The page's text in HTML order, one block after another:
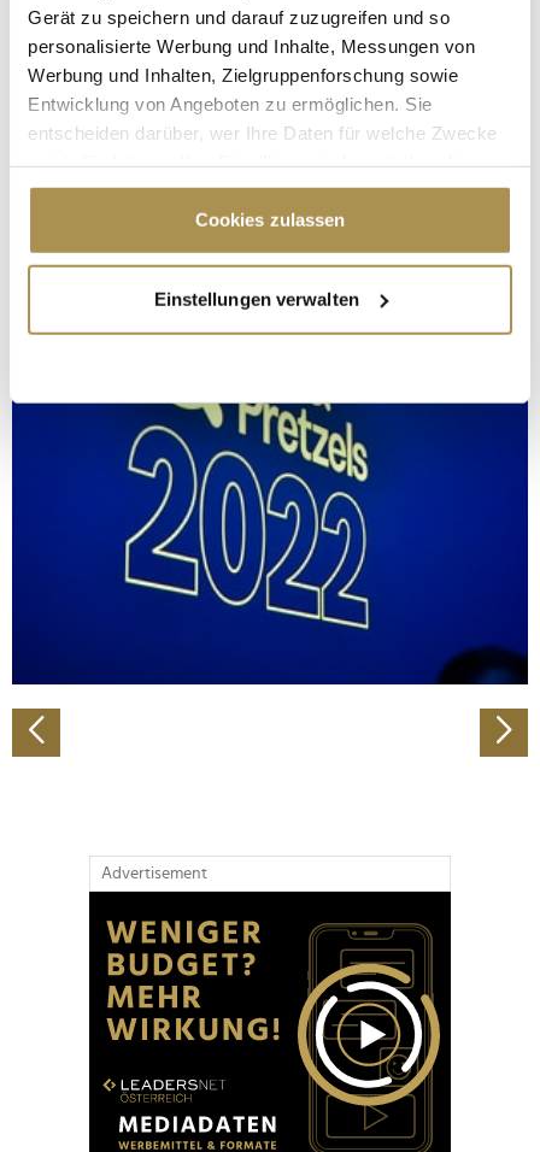
Gerät zu speichern und darauf zuzugreifen und so
personalisierte Werbung und Inhalte, Messungen von
Werbung und Inhalten, Zielgruppenforschung sowie
Entwicklung von Angeboten zu ermöglichen. Sie
entscheiden darüber, wer Ihre Daten für welche Zwecke
Cookie-Erklärung oder durch Klicken auf das Privacy
Trigger Symbol ändern oder widerrufen
Informationen über Ihre geografische Lage
erfassen, welche bis auf einige Meter genau sein
bestimmten Merkmalen (Fingerprinting) identifizieren
Erfahren Sie mehr darüber, wie Ihre persönlichen Daten
verarbeitet werden, und legen Sie Ihre Präferenzen im
Abschnitt Einzelheiten
fest.
Wir verwenden Cookies, um Inhalte und Anzeigen zu
personalisieren, Funktionen für soziale Medien anbieten
zu können und die Zugriffe auf unsere Website zu
analysieren. Außerdem geben wir Informationen zu Ihrer
Verwendung unserer Website an unsere Partner für
soziale Medien, Werbung und Analysen weiter. Unsere
Partner führen diese Informationen möglicherweise mit
Cookies zulassen
Einstellungen verwalten
Advertisement